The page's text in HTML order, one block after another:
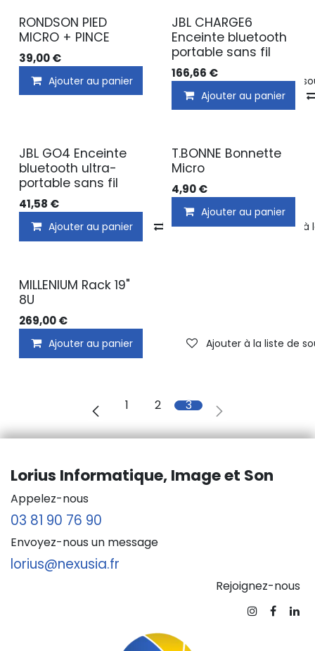
RONDSON PIED
MICRO + PINCE
39,00€
Ajouter au panier Ajouter à la liste de
JBL CHARGE6
Enceinte bluetooth
portable sans fil
166,66 €
Ajouter au panier
JBL GO4 Enceinte
bluetooth ultra-
portable sans fil
41,58 €
Ajouter au panier Comparer Ajouter à
T.BONNE Bonnette
Micro
4,90€
Ajouter au panier
MILLENIUM Rack 19"
8U
269,00€
Ajouter au panier Ajouter à la liste de
1 2 3
Lorius Informatique, Image et Son
Appelez-nous
03 81 90 76 90
Envoyez-nous un message
lorius@nexusia.fr
Rejoignez-nous